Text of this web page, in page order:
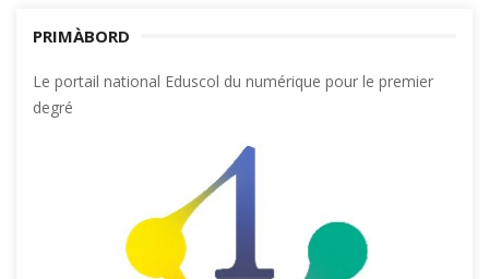
PRIMÀBORD
Le portail national Eduscol du numérique pour le premier
degré